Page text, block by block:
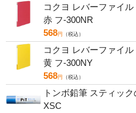
コクヨ レバーファイ
赤 フ-300NR
568円 （税込）
コクヨ レバーファイ
黄 フ-300NY
568円 （税込）
トンボ鉛筆 スティッ
XSC